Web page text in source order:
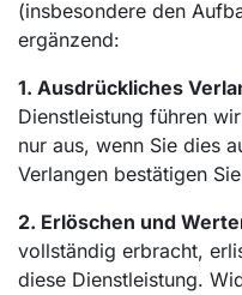
(insbesondere den
ergänzend:
1. Ausdrückliches
Dienstleistung führen
nur aus, wenn Sie dies
Verlangen bestätigen
2. Erlöschen und
vollständig erbracht,
diese Dienstleistung.